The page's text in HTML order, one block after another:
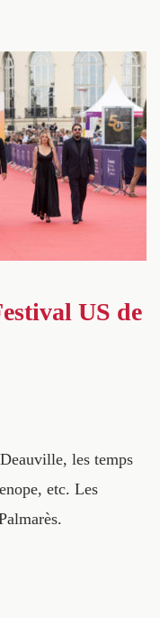
US de
les temps
etc. Les